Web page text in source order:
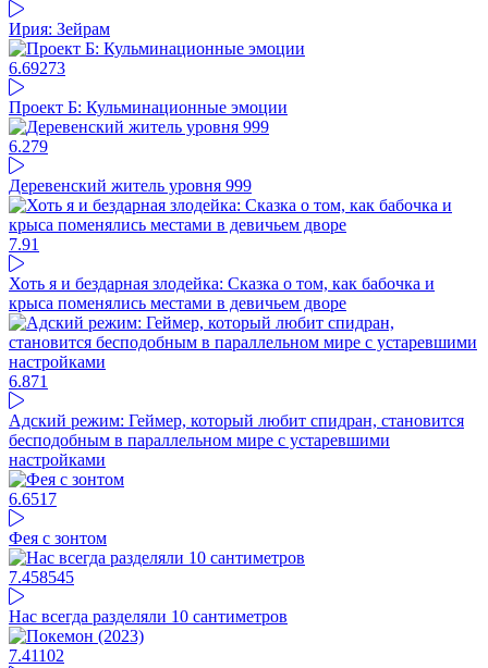
Ирия: Зейрам
6.69273
Проект Б: Кульминационные эмоции
6.279
Деревенский житель уровня 999
7.91
Хоть я и бездарная злодейка: Сказка о том, как бабочка и
крыса поменялись местами в девичьем дворе
6.871
Адский режим: Геймер, который любит спидран, становится
бесподобным в параллельном мире с устаревшими
настройками
6.6517
Фея с зонтом
7.458545
Нас всегда разделяли 10 сантиметров
7.41102